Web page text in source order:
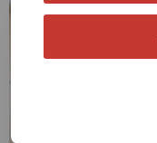
Lees
over